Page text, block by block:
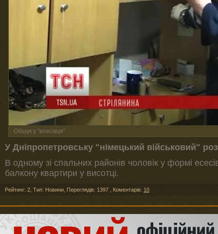
Обшук у "есесівця"
У Дніпропетровську "німецький військовий"
В одному зі спальних районів чоловік у формі
балкону квартири у висотці.
Рейтинг: 2 Тип: Новини Переглядів: 1397 Коментарів: 10